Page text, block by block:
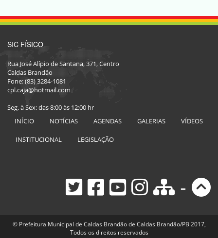
SIC FÍSICO
Rua José Alípio de Santana, 371, Centro
Caldas Brandão
Fone: (83) 3284-1081
cpl.caja@hotmail.com
Seg. à Sex: das 8:00 às 12:00 hr
INÍCIO
NOTÍCIAS AGENDAS GALERIAS VÍDEOS
INSTITUCIONAL LEGISLAÇÃO
-
© Prefeitura Municipal de Caldas Brandão de Caldas Brandão/PB 2017,
Todos os direitos reservados